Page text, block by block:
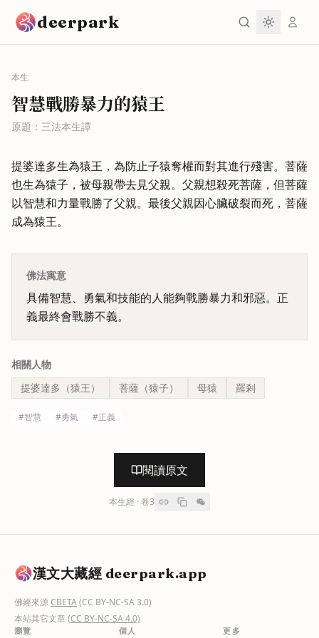
deerpark
本生
智慧戰勝暴力的猿王
原題： 三法本生譚
提婆達多生為猿王，為防止子猿奪權而對其進行殘害。菩薩
也生為猿子，被母親帶去見父親。父親想殺死菩薩，但菩薩
以智慧和力量戰勝了父親。最後父親因心臟破裂而死，菩薩
成為猿王。
佛法寓意
具備智慧、勇氣和技能的人能夠戰勝暴力和邪惡。正
義最終會戰勝不義。
相關人物
提婆達多（猿王）
菩薩（猿子） 母猿 羅剎
#智慧 #勇氣 #正義
閱讀原文
本生經 · 卷3
漢文大藏經 deerpark.app
佛經來源CBETA(CC BY-NC-SA 3.0)
本站其它文章(CC BY-NC-SA 4.0)
瀏覽 個人 更多